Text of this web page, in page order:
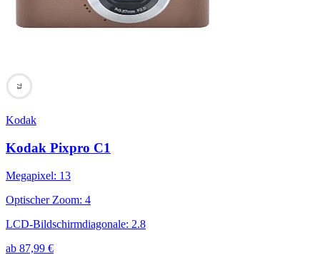
73
Kodak
Kodak Pixpro C1
Megapixel: 13
Optischer Zoom: 4
LCD-Bildschirmdiagonale: 2.8
ab 87,99 €